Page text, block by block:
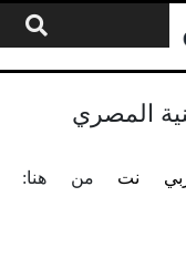
المصري
نت من هنا: